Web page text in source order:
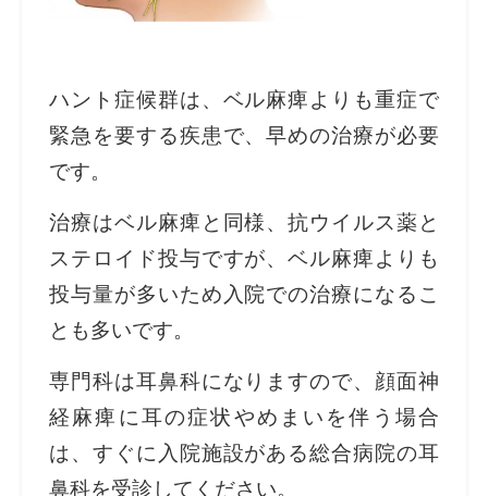
ハント症候群は、ベル麻痺よりも重症で
緊急を要する疾患で、早めの治療が必要
です。
治療はベル麻痺と同様、抗ウイルス薬と
ステロイド投与ですが、ベル麻痺よりも
投与量が多いため入院での治療になるこ
とも多いです。
専門科は耳鼻科になりますので、顔面神
経麻痺に耳の症状やめまいを伴う場合
は、すぐに入院施設がある総合病院の耳
鼻科を受診してください。